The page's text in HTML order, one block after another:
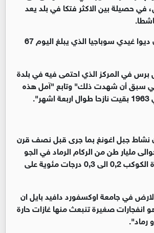
قتيل، في حصيلة بين الاكثر فتكا في بلد يعد
وعاصر ذاك الثوران ديوا غيدي سوباجيا الذي يبلغ اليوم 67
برس في المركز الذي احتمى فيه في بلدة
سبق أن شهدت ذلك" وتابع "آمل هذه
نشاط جبل اغونغ بما جرى قبل نصف قرن
مليار طن من الركام الرماد في الجو
ادت الى تبريد حرارة الكوكب 0,2 الى 0,3 درجات مئوية على
في جامعة اوكسفورد دافيد بايل ان
انفجارات صغيرة تنبعث منها غازات حارة
رماد".